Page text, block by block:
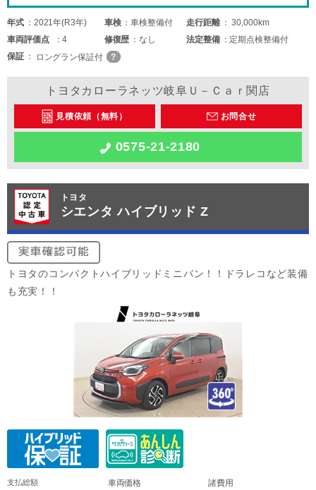
年式 2021年(R3年) 車検 車検整備付 走行距離
30,000km
車両評価点 4 修復歴 なし 法定整備
定期点検整備付
保証
ロングラン保証付
トヨタカローラネッツ岐阜Ｕ－Ｃａｒ関店
見積依頼（無料） お問合せ
0575-21-2180
トヨタ
シエンタ ハイブリッド Z
トヨタのコンパクトハイブリッドミニバン！！ドラレコなど装備
も充実！！
支払総額 車両価格 諸費用